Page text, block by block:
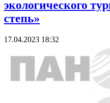
экологического
степь»
17.04.2023 18:32